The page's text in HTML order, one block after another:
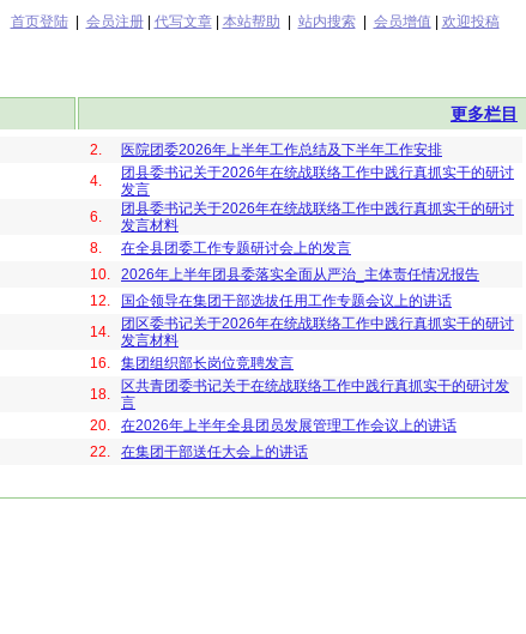
首页登陆| 会员注册| 代写文章| 本站帮助 站内搜索| 会员增值 欢迎投稿
更多栏目
2.
医院团委2026年上半年工作总结及下半年工作安排
4.
团县委书记关于2026年在统战联络工作中践行真抓实干的研讨
发言
6.
团县委书记关于2026年在统战联络工作中践行真抓实干的研讨
发言材料
8.
在全县团委工作专题研讨会上的发言
10.
2026年上半年团县委落实全面从严治_主体责任情况报告
12.
国企领导在集团干部选拔任用工作专题会议上的讲话
14.
团区委书记关于2026年在统战联络工作中践行真抓实干的研讨
发言材料
16.
集团组织部长岗位竞聘发言
18.
区共青团委书记关于在统战联络工作中践行真抓实干的研讨发
言
20.
在2026年上半年全县团员发展管理工作会议上的讲话
22.
在集团干部送任大会上的讲话